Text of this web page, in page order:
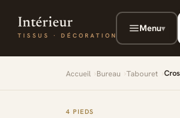
Menu▾
Accueil Bureau Tabouret
4 PIEDS